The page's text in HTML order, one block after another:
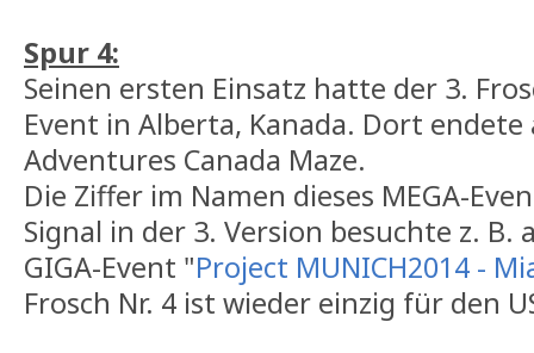
Spur 4:
Seinen ersten Einsatz hatte der 3.
Event in Alberta, Kanada. Dort endete
Adventures Canada Maze.
Die Ziffer im Namen dieses MEGA-
Signal in der 3. Version besuchte z. B.
GIGA-Event "Project MUNICH2014 -
Frosch Nr. 4 ist wieder einzig für den